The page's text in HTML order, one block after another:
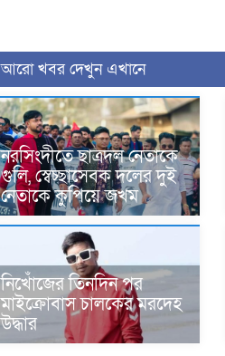
আরো খবর দেখুন এখানে
নরসিংদীতে ছাত্রদল নেতাকে
গুলি, স্বেচ্ছাসেবক দলের দুই
নেতাকে কুপিয়ে জখম
নিখোঁজের তিনদিন পর
মাইক্রোবাস চালকের মরদেহ
উদ্ধার